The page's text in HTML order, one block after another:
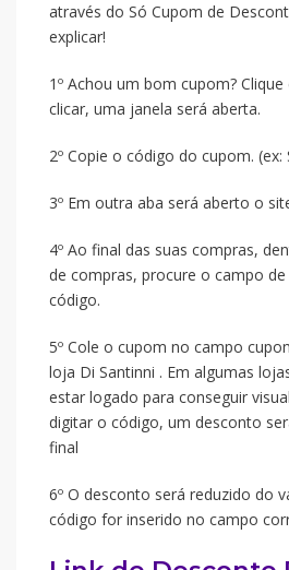
através do Só Cupom de
explicar!
1º Achou um bom cupom? Clique
clicar, uma janela será aberta.
2º Copie o código do cupom. (ex:
3º Em outra aba será aberto o
4º Ao final das suas compras,
de compras, procure o campo
código.
5º Cole o cupom no campo
loja Di Santinni . Em algumas
estar logado para conseguir
digitar o código, um desconto
final
6º O desconto será reduzido do
código for inserido no campo